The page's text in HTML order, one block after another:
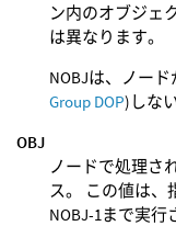
ン内のオブジェ
は異なります。
NOBJは、ノー
Group DOP)しな
OBJ
ノードで処理さ
ス。 この値は、
NOBJ-1まで実行